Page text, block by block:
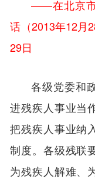
——在北京市
话（2013年12月
29日
各级党委和
进残疾人事业当
把残疾人事业纳
制度。各级残联
为残疾人解难、